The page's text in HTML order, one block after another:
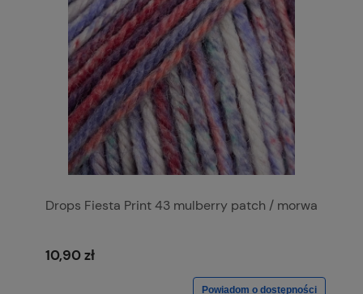
Drops Fiesta Print 43 mulberry patch / morwa
10,90 zł
Powiadom o dostępności